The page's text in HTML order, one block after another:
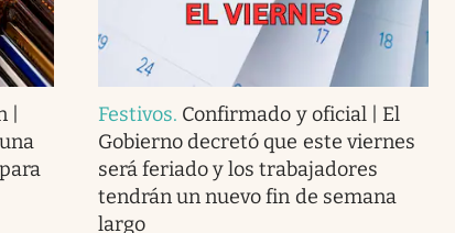
Festivos. Confirmado y oficial | El
Gobierno decretó que este viernes
será feriado y los trabajadores
tendrán un nuevo fin de semana
largo